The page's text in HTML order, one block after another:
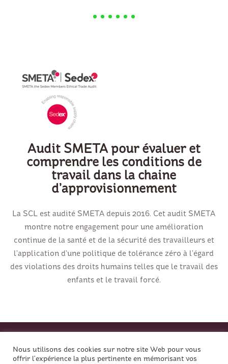
Audit SMETA pour évaluer et
comprendre les conditions de
travail dans la chaine
d’approvisionnement
La SCL est audité SMETA depuis 2016. Cet audit SMETA
montre notre engagement pour une amélioration
continue de la santé et de la sécurité des travailleurs et
l’application d’une politique de tolérance zéro à l’égard
des violations des droits humains telles que le travail des
enfants et le travail forcé.
Nous utilisons des cookies sur notre site Web pour vous
offrir l'expérience la plus pertinente en mémorisant vos